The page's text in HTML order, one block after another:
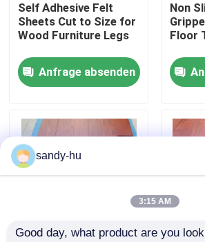
Qualitätskontrolle
Kontakt mit uns
Rechtssachen
Boden-Schutz
Self Adhesive Felt
Sheets Cut to Size for
Wood Furniture Legs
Anfrage absenden
Non
Floor
sandy-hu
3:15 AM
Good day, what product are you